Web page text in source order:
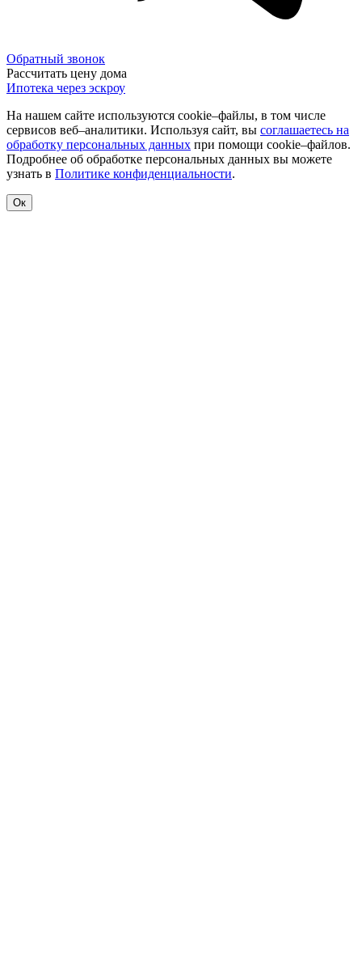
Обратный звонок
Рассчитать цену дома
Ипотека через эскроу
На нашем сайте используются cookie–файлы, в том числе
сервисов веб–аналитики. Используя сайт, вы соглашаетесь на
обработку персональных данных при помощи cookie–файлов.
Подробнее об обработке персональных данных вы можете
узнать в Политике конфиденциальности.
Ок